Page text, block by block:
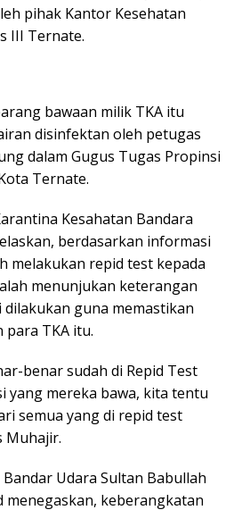
pihak Kantor Kesehatan
III Ternate.
bawaan milik TKA itu
disinfektan oleh petugas
dalam Gugus Tugas Propinsi
Ternate.
Kesahatan Bandara
berdasarkan informasi
melakukan repid test kepada
menunjukan keterangan
guna memastikan
para TKA itu.
benar sudah di Repid Test
yang mereka bawa, kita tentu
semua yang di repid test
Muhajir.
Udara Sultan Babullah
menegaskan, keberangkatan